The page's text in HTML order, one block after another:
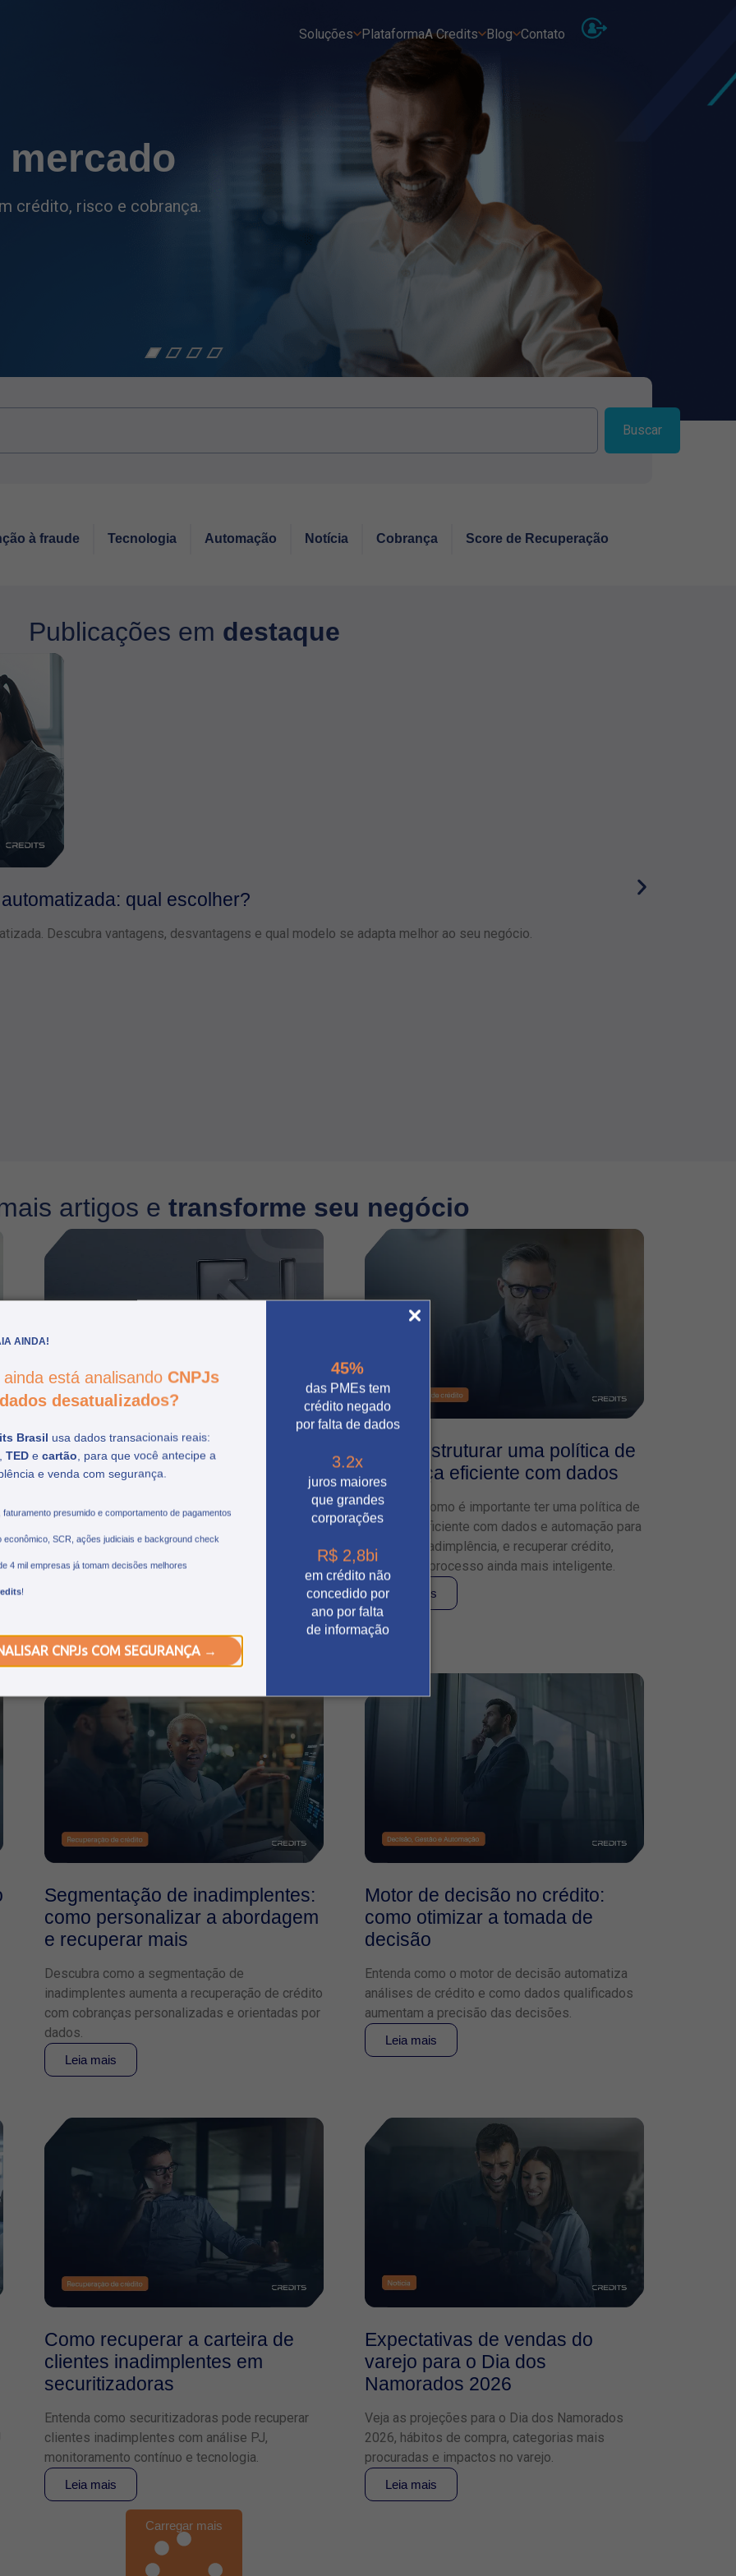
AINDA!
ainda está analisando CNPJs
dados desatualizados?
Brasil usa dados transacionais reais:
TED e cartão , para que você antecipe a
e venda com segurança.
faturamento presumido e comportamento de pagamentos
econômico, SCR, ações judiciais e background check
4 mil empresas já tomam decisões melhores
!
CNPJs COM SEGURANÇA →
45%
das PMEs tem
crédito negado
por falta de dados
3.2x
juros maiores
que grandes
corporações
R$ 2,8bi
em crédito não
concedido por
ano por falta
de informação
Soluções PlataformaA Credits Blog Contato
do setor financeiro
Buscar
à fraude Tecnologia Automação Notícia Cobrança Score de Recuperação
Publicações em destaque
qual escolher?
Descubra vantagens, desvantagens e qual modelo se adapta melhor ao seu negócio.
artigos e transforme seu negócio
O que esperar do Febraban
Tech 2026 e as tendências do
TECH 2026, as trilhas temáticas do evento e a
participação da Credits nesta edição.
Como estruturar uma política de
cobrança eficiente com dados
Descubra como é importante ter uma política de
cobrança eficiente com dados e automação para
reduzir a inadimplência, e recuperar crédito,
tornando o processo ainda mais inteligente.
Leia mais
Segmentação de inadimplentes:
como personalizar a abordagem
e recuperar mais
Descubra como a segmentação de
inadimplentes aumenta a recuperação de crédito
com cobranças personalizadas e orientadas por
dados.
Leia mais
Motor de decisão no crédito:
como otimizar a tomada de
decisão
Entenda como o motor de decisão automatiza
análises de crédito e como dados qualificados
aumentam a precisão das decisões.
Leia mais
Como recuperar a carteira de
clientes inadimplentes em
securitizadoras
Entenda como securitizadoras pode recuperar
clientes inadimplentes com análise PJ,
monitoramento contínuo e tecnologia.
Leia mais
Expectativas de vendas do
varejo para o Dia dos
Namorados 2026
Veja as projeções para o Dia dos Namorados
2026, hábitos de compra, categorias mais
procuradas e impactos no varejo.
Leia mais
Carregar mais